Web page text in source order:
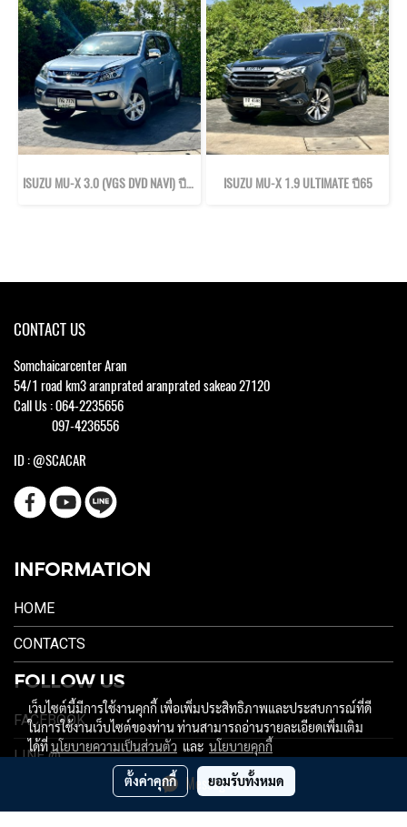
Message Us
ISUZU MU-X 3.0 (VGS DVD NAVI) ปี58 ISUZU MU-X 1.9 ULTIMATE ปี65
CONTACT US
Somchaicarcenter Aran
54/1 road km3 aranprated aranprated sakeao 27120
Call Us : 064-2235656
097-4236556
ID : @SCACAR
INFORMATION
HOME
CONTACTS
FOLLOW US
FACEBOOK
LINE @
เว็บไซต์นี้มีการใช้งานคุกกี้ เพื่อเพิ่มประสิทธิภาพและประสบการณ์ที่ดี
ในการใช้งานเว็บไซต์ของท่าน ท่านสามารถอ่านรายละเอียดเพิ่มเติม
ได้ที่นโยบายความเป็นส่วนตัว และ นโยบายคุกกี้
ตั้งค่าคุกกี้ ยอมรับทั้งหมด